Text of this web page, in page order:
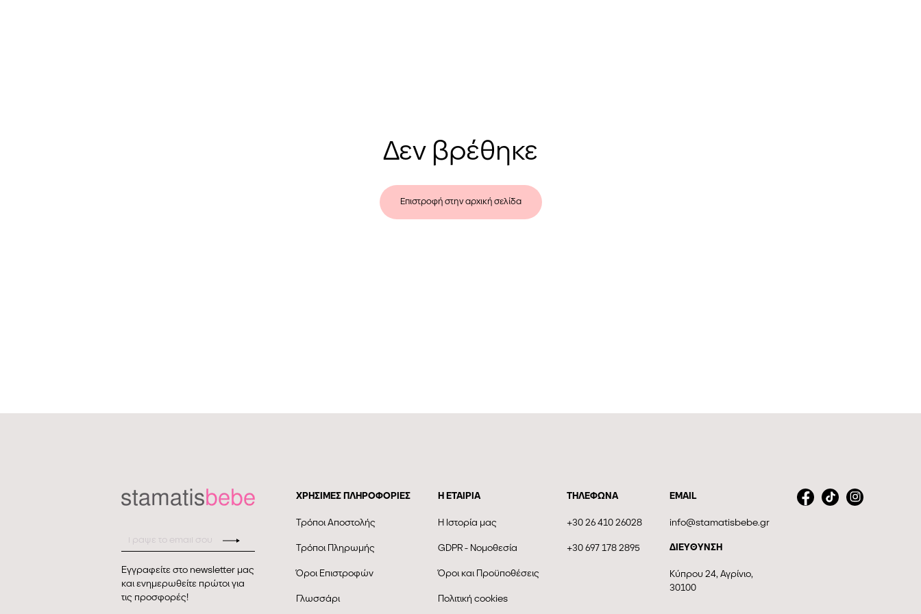
Δεν βρέθηκε
Επιστροφή στην αρχική σελίδα
Εγγραφείτε στο newsletter μας
και ενημερωθείτε πρώτοι για
τις προσφορές!
ΧΡΗΣΙΜΕΣ ΠΛΗΡΟΦΟΡΙΕΣ
Τρόποι Αποστολής
Τρόποι Πληρωμής
Όροι Επιστροφών
Γλωσσάρι
Η ΕΤΑΙΡΊΑ
Η Ιστορία μας
GDPR - Νομοθεσία
Όροι και Προϋποθέσεις
Πολιτική cookies
ΤΗΛΕΦΩΝΑ
+30 26 410 26028
+30 697 178 2895
EMAIL
info@stamatisbebe.gr
ΔΙΕΥΘΥΝΣΗ
Κύπρου 24, Αγρίνιο,
30100